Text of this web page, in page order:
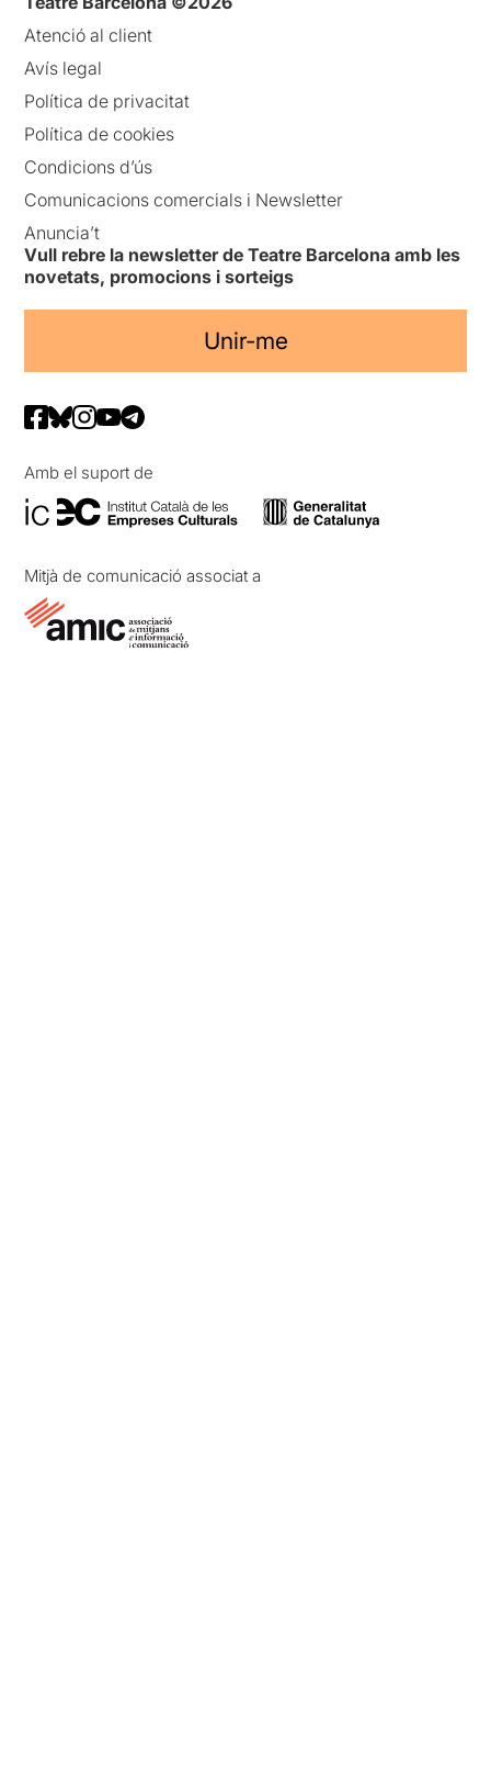
Atenció al client
Avís legal
Política de privacitat
Política de cookies
Condicions d’ús
Comunicacions comercials i Newsletter
Anuncia’t
Vull rebre la newsletter de Teatre Barcelona amb les
novetats, promocions i sorteigs
Unir-me
Amb el suport de
Mitjà de comunicació associat a